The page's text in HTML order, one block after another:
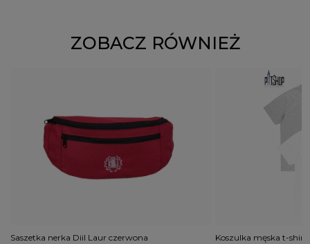
ZOBACZ RÓWNIEŻ
Saszetka nerka Diil Laur czerwona
Koszulka męska t-shirt